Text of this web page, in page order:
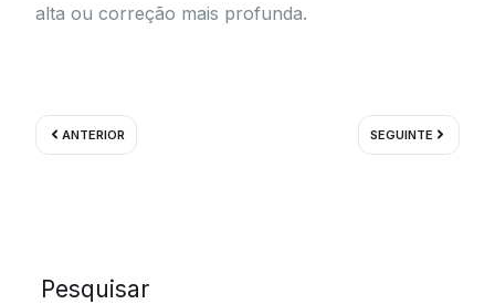
alta ou correção mais profunda.
ANTERIOR SEGUINTE
Próximo
Pesquisar
Pesquisar